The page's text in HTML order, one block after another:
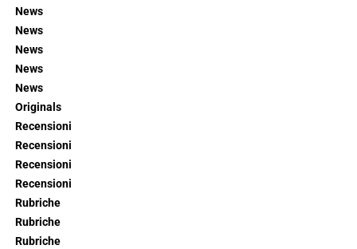
News
News
News
News
News
Originals
Recensioni
Recensioni
Recensioni
Recensioni
Rubriche
Rubriche
Rubriche